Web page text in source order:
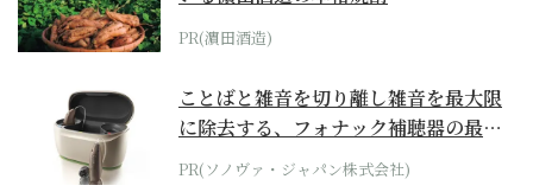
PR(濵田酒造)
ことばと雑音を切り離し雑音を最大限
に除去する、フォナック補聴器の最上
位モデル
PR(ソノヴァ・ジャパン株式会社)